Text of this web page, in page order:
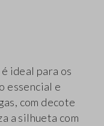
ideal para os
essencial e
com decote
a silhueta com